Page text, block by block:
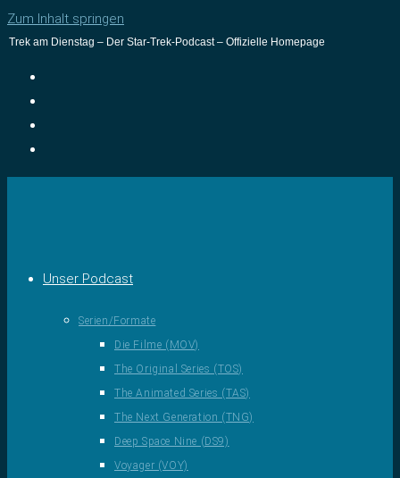
Zum Inhalt springen
Trek am Dienstag – Der Star-Trek-Podcast – Offizielle Homepage
Unser Podcast
Serien/Formate
Die Filme (MOV)
The Original Series (TOS)
The Animated Series (TAS)
The Next Generation (TNG)
Deep Space Nine (DS9)
Voyager (VOY)